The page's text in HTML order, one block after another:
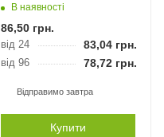
В наявності
86,50грн.
від 24 83,04грн.
від 96 78,72грн.
Відправимо завтра
Купити